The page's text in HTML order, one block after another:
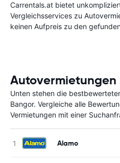
Carrentals.at bietet
Vergleichsservices zu
keinen Aufpreis zu den
Autovermietungen
Unten stehen die
Bangor. Vergleiche alle
Vermietungen mit einer
Alamo